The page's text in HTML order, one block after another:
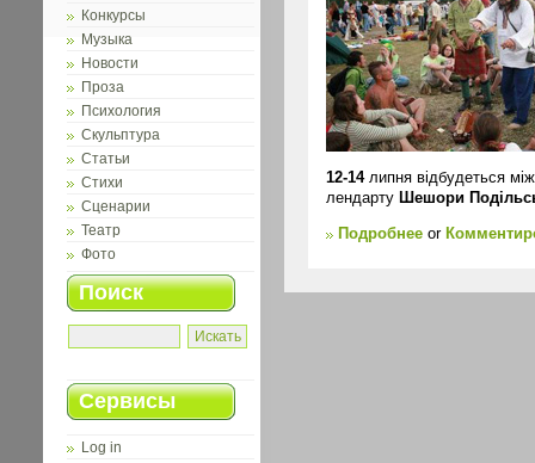
Конкурсы
Музыка
Новости
Проза
Психология
Скульптура
Статьи
Стихи
Сценарии
Театр
Фото
Поиск
Сервисы
Log in
12-14липня вiдбудеться
лендарту Шешори
Подробнее or